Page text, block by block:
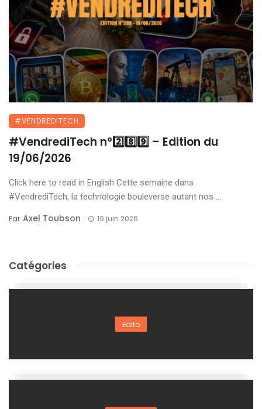
#VENDREDITECH
#VendrediTech n°2️⃣8️⃣9️⃣ – Edition du
19/06/2026
Click here to read in English Cette semaine dans
#VendrediTech, la technologie bouleverse autant nos ...
Par Axel Toubson 19 juin 2026
Catégories
Edito